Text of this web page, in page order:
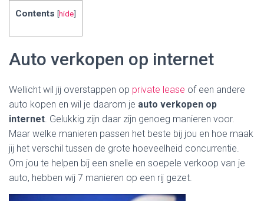
Contents [hide]
Auto verkopen op internet
Wellicht wil jij overstappen op private lease of een andere
auto kopen en wil je daarom je auto verkopen op
internet. Gelukkig zijn daar zijn genoeg manieren voor.
Maar welke manieren passen het beste bij jou en hoe maak
jij het verschil tussen de grote hoeveelheid concurrentie.
Om jou te helpen bij een snelle en soepele verkoop van je
auto, hebben wij 7 manieren op een rij gezet.